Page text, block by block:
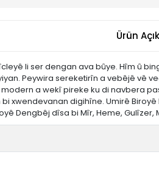
Ürün
li ser dengan ava bûye. Hîm û
Peywira sereketirîn a vebêjê vê
a wekî pireke ku di navbera
xwendevanan digihîne. Umirê
Dengbêj dîsa bi Mîr, Heme,